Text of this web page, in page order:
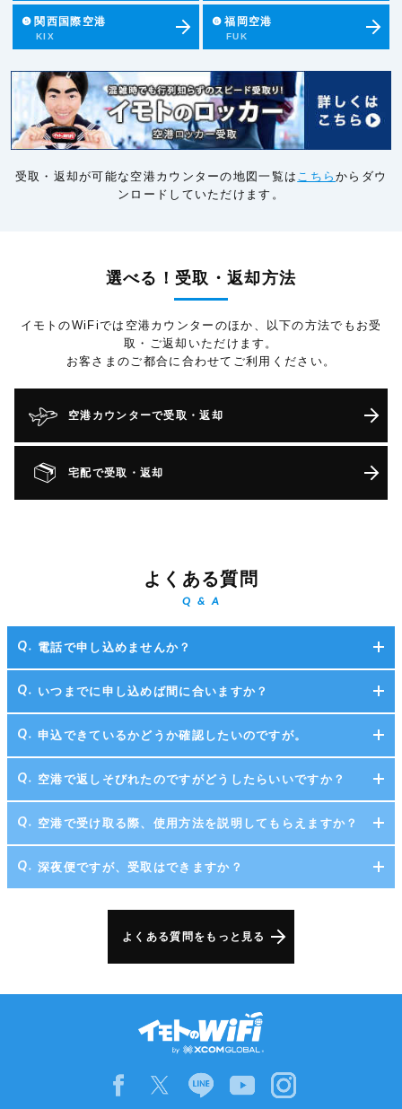
❺ 関西国際空港
KIX
❻ 福岡空港
FUK
受取・返却が可能な空港カウンターの地図一覧は こちらからダウ
ンロードしていただけます。
選べる！受取・返却方法
イモトのWiFiでは空港カウンターのほか、以下の方法でもお受
取・ご返却いただけます。
お客さまのご都合に合わせてご利用ください。
空港カウンターで受取・返却
宅配で受取・返却
よくある質問
Q & A
電話で申し込めませんか？
いつまでに申し込めば間に合いますか？
申込できているかどうか確認したいのですが。
空港で返しそびれたのですがどうしたらいいですか？
空港で受け取る際、使用方法を説明してもらえますか？
深夜便ですが、受取はできますか？
よくある質問をもっと見る